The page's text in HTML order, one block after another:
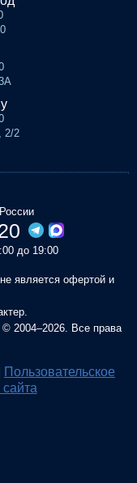
2/2
до 19:00
является офертой и
2004–2026. Все права
Пользовательское
сайта